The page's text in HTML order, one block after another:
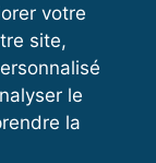
votre
site,
le
la